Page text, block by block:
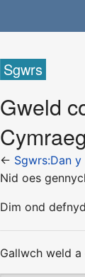
Sgwrs
Gweld
← Sgwrs:Dan
Nid oes
Dim ond
Gallwch weld